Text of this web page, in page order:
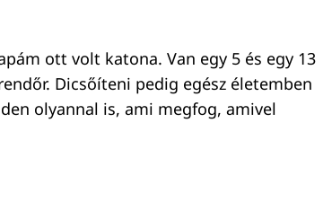
ott volt katona. Van egy 5 és egy 13
Dicsőíteni pedig egész életemben
olyannal is, ami megfog, amivel